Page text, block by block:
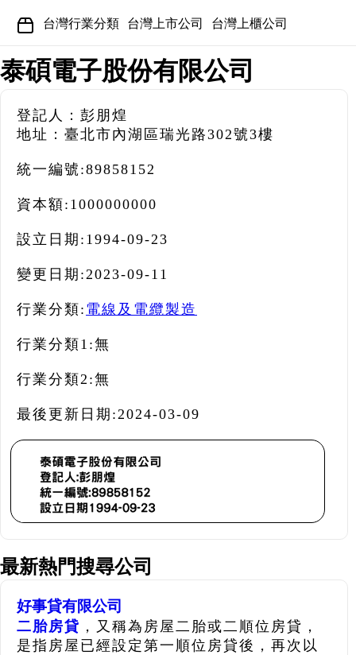
台灣行業分類 台灣上市公司 台灣上櫃公司
泰碩電子股份有限公司
登記人：彭朋煌
地址：臺北市內湖區瑞光路302號3樓
統一編號:89858152
資本額: 1000000000
設立日期: 1994-09-23
變更日期:2023-09-11
行業分類: 電線及電纜製造
行業分類1:無
行業分類2:無
最後更新日期:2024-03-09
最新熱門搜尋公司
好事貸有限公司
二胎房貸 ，又稱為房屋二胎或二順位房貸，
是指房屋已經設定第一順位房貸後，再次以